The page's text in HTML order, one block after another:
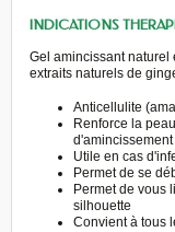
INDICATIONS
Gel amincissant naturel
extraits naturels de
Anticellulite
Renforce la
d'amincissement
Utile en cas
Permet de se
Permet de vous
silhouette
Convient à tous